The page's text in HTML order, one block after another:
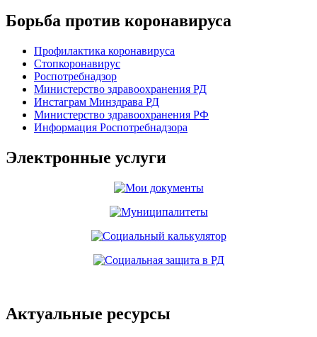
Борьба против коронавируса
Профилактика коронавируса
Стопкоронавирус
Роспотребнадзор
Министерство здравоохранения РД
Инстаграм Минздрава РД
Министерство здравоохранения РФ
Информация Роспотребнадзора
Электронные услуги
Актуальные ресурсы